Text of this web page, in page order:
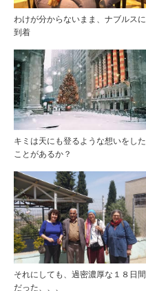
わけが分からないまま、ナブルスに
到着
キミは天にも登るような想いをした
ことがあるか？
それにしても、過密濃厚な１８日間
だった、、、